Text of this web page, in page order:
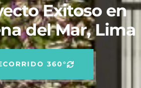
Exitoso en
del Mar, Lima
360°